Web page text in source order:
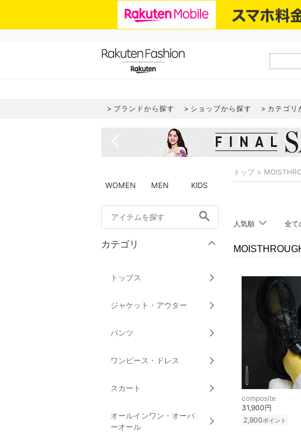
ブランドから探す ショップから探す カテゴリ
WOMEN MEN KIDS
search
カテゴリ
トップス
ジャケット・アウター
パンツ
ワンピース・ドレス
スカート
オールインワン・オーバ
ーオール
トップ
人気順 全て
composite
31,900円
2,900ポイント